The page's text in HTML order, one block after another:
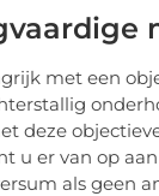
met een
deze
u er van op
als geen